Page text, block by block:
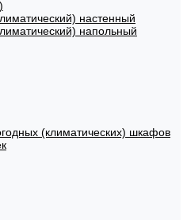
настенный
напольный
(климатических) шкафов